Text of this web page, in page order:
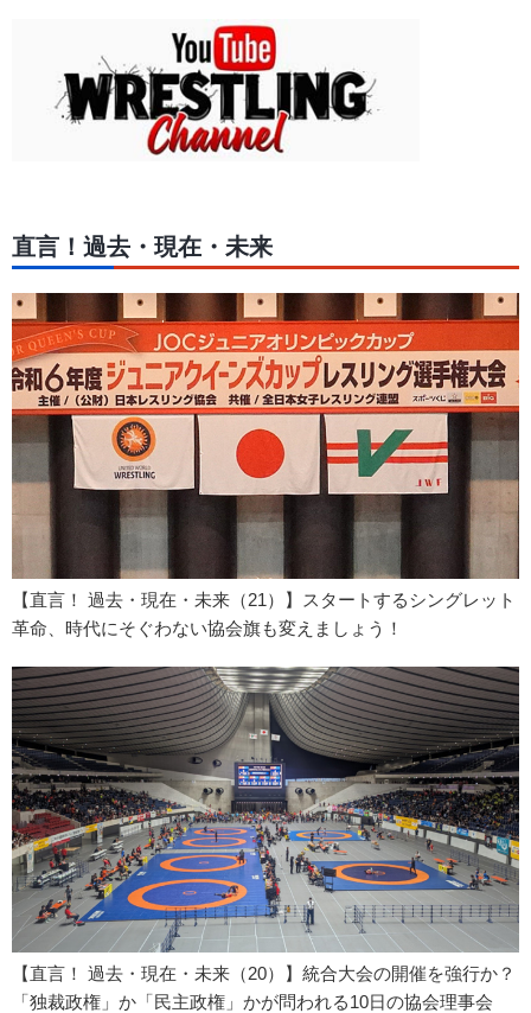
直言！過去・現在・未来
【直言！ 過去・現在・未来（21）】スタートするシングレット
革命、時代にそぐわない協会旗も変えましょう！
【直言！ 過去・現在・未来（20）】統合大会の開催を強行か？
「独裁政権」か「民主政権」かが問われる10日の協会理事会